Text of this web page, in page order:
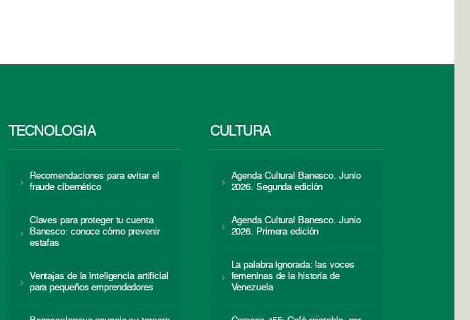
TECNOLOGÍA
Recomendaciones para evitar el
fraude cibernético
Claves para proteger tu cuenta
Banesco: conoce cómo prevenir
estafas
Ventajas de la inteligencia artificial
para pequeños emprendedores
CULTURA
Agenda Cultural Banesco. Junio
2026. Segunda edición
Agenda Cultural Banesco. Junio
2026. Primera edición
La palabra ignorada: las voces
femeninas de la historia de
Venezuela